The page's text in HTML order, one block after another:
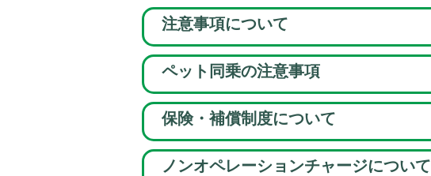
注意事項について
ペット同乗の注意事項
保険・補償制度について
ノンオペレーションチャージについて